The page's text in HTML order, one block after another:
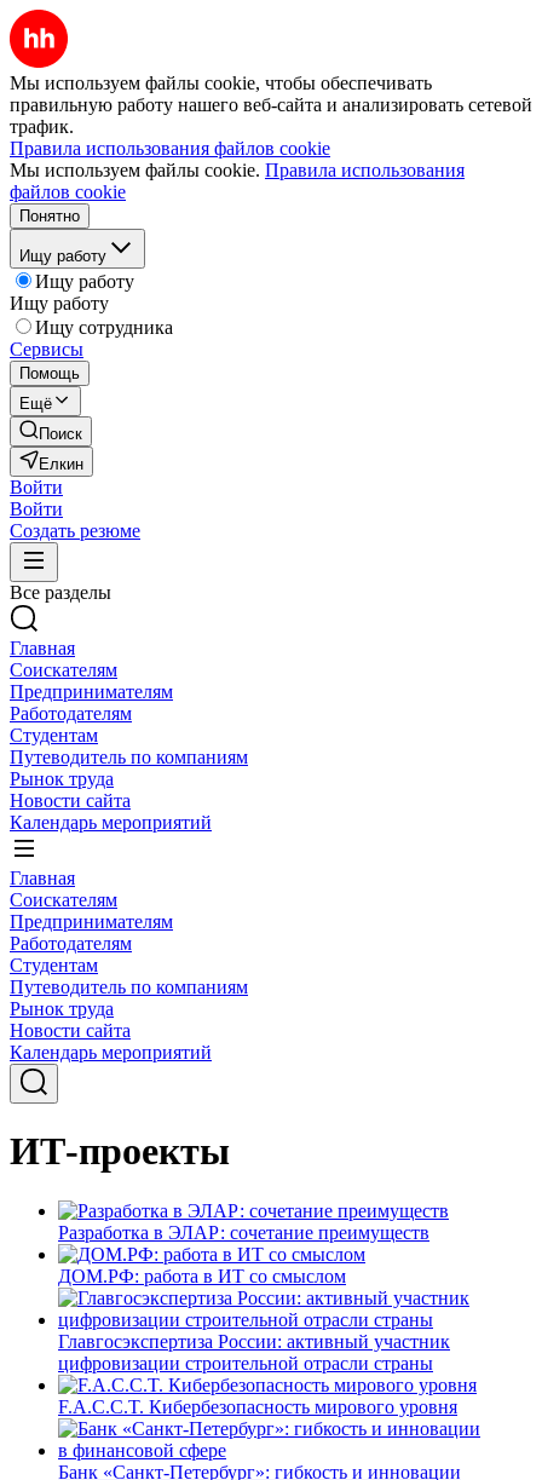
Мы используем файлы cookie, чтобы обеспечивать
правильную работу нашего веб-сайта и анализировать сетевой
трафик.
Правила использования файлов cookie
Мы используем файлы cookie. Правила использования
файлов cookie
Понятно
Ищу работу
Ищу работу
Ищу работу
Ищу сотрудника
Сервисы
Помощь
Ещё
Поиск
Елкин
Войти
Войти
Создать резюме
Все разделы
Главная
Соискателям
Предпринимателям
Работодателям
Студентам
Путеводитель по компаниям
Рынок труда
Новости сайта
Календарь мероприятий
Главная
Соискателям
Предпринимателям
Работодателям
Студентам
Путеводитель по компаниям
Рынок труда
Новости сайта
Календарь мероприятий
ИТ-проекты
Разработка в ЭЛАР: сочетание преимуществ
ДОМ.РФ: работа в ИТ со смыслом
Главгосэкспертиза России: активный участник
цифровизации строительной отрасли страны
F.A.C.C.T. Кибербезопасность мирового уровня
Банк «Санкт-Петербург»: гибкость и инновации